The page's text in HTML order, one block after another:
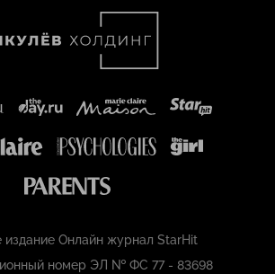
издание Онлайн журнал StarHit
номер ЭЛ № ФС 77 - 83698